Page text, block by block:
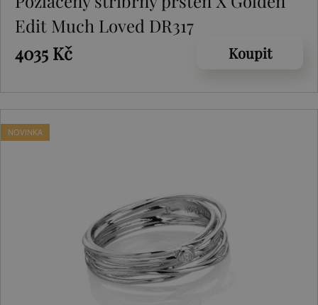
Edit Much Loved DR317
4035 Kč
Koupit
NOVINKA